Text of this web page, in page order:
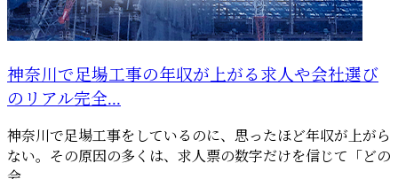
神奈川で足場工事の年収が上がる求人や会社選び
のリアル完全...
神奈川で足場工事をしているのに、思ったほど年収が上がら
ない。その原因の多くは、求人票の数字だけを信じて「どの